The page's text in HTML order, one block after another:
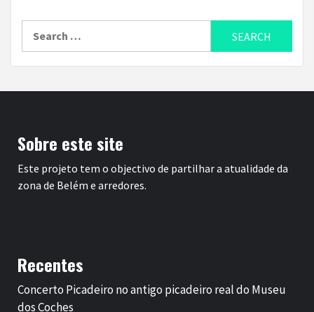
Sobre este site
Este projeto tem o objectivo de partilhar a atualidade da
zona de Belém e arredores.
Recentes
Concerto Picadeiro no antigo picadeiro real do Museu
dos Coches